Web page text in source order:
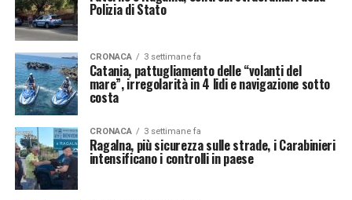
Polizia di Stato
CRONACA 3 settimane fa
Catania, pattugliamento delle “volanti del
mare”, irregolarità in 4 lidi e navigazione sotto
costa
CRONACA 3 settimane fa
Ragalna, più sicurezza sulle strade, i Carabinieri
intensificano i controlli in paese